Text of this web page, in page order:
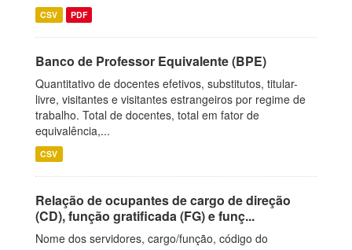
CSV PDF
Banco de Professor Equivalente (BPE)
Quantitativo de docentes efetivos, substitutos, titular-
livre, visitantes e visitantes estrangeiros por regime de
trabalho. Total de docentes, total em fator de
equivalência,...
CSV
Relação de ocupantes de cargo de direção
(CD), função gratificada (FG) e funç...
Nome dos servidores, cargo/função, código do